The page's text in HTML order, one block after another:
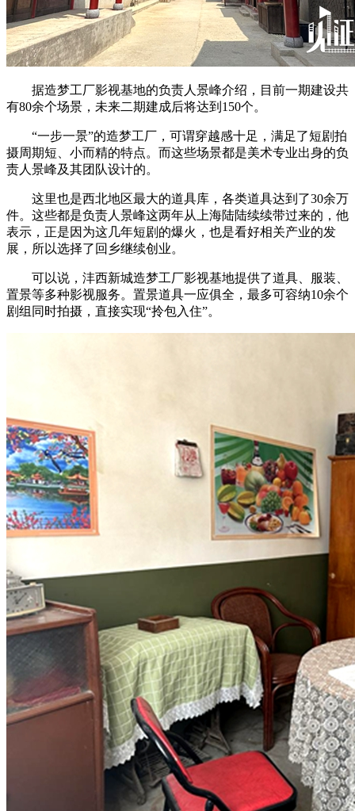
据造梦工厂影视基地的负责人景峰介绍，目前一期建设共
有80余个场景，未来二期建成后将达到150个。
“一步一景”的造梦工厂，可谓穿越感十足，满足了短剧拍
摄周期短、小而精的特点。而这些场景都是美术专业出身的负
责人景峰及其团队设计的。
这里也是西北地区最大的道具库，各类道具达到了30余万
件。这些都是负责人景峰这两年从上海陆陆续续带过来的，他
表示，正是因为这几年短剧的爆火，也是看好相关产业的发
展，所以选择了回乡继续创业。
可以说，沣西新城造梦工厂影视基地提供了道具、服装、
置景等多种影视服务。置景道具一应俱全，最多可容纳10余个
剧组同时拍摄，直接实现“拎包入住”。